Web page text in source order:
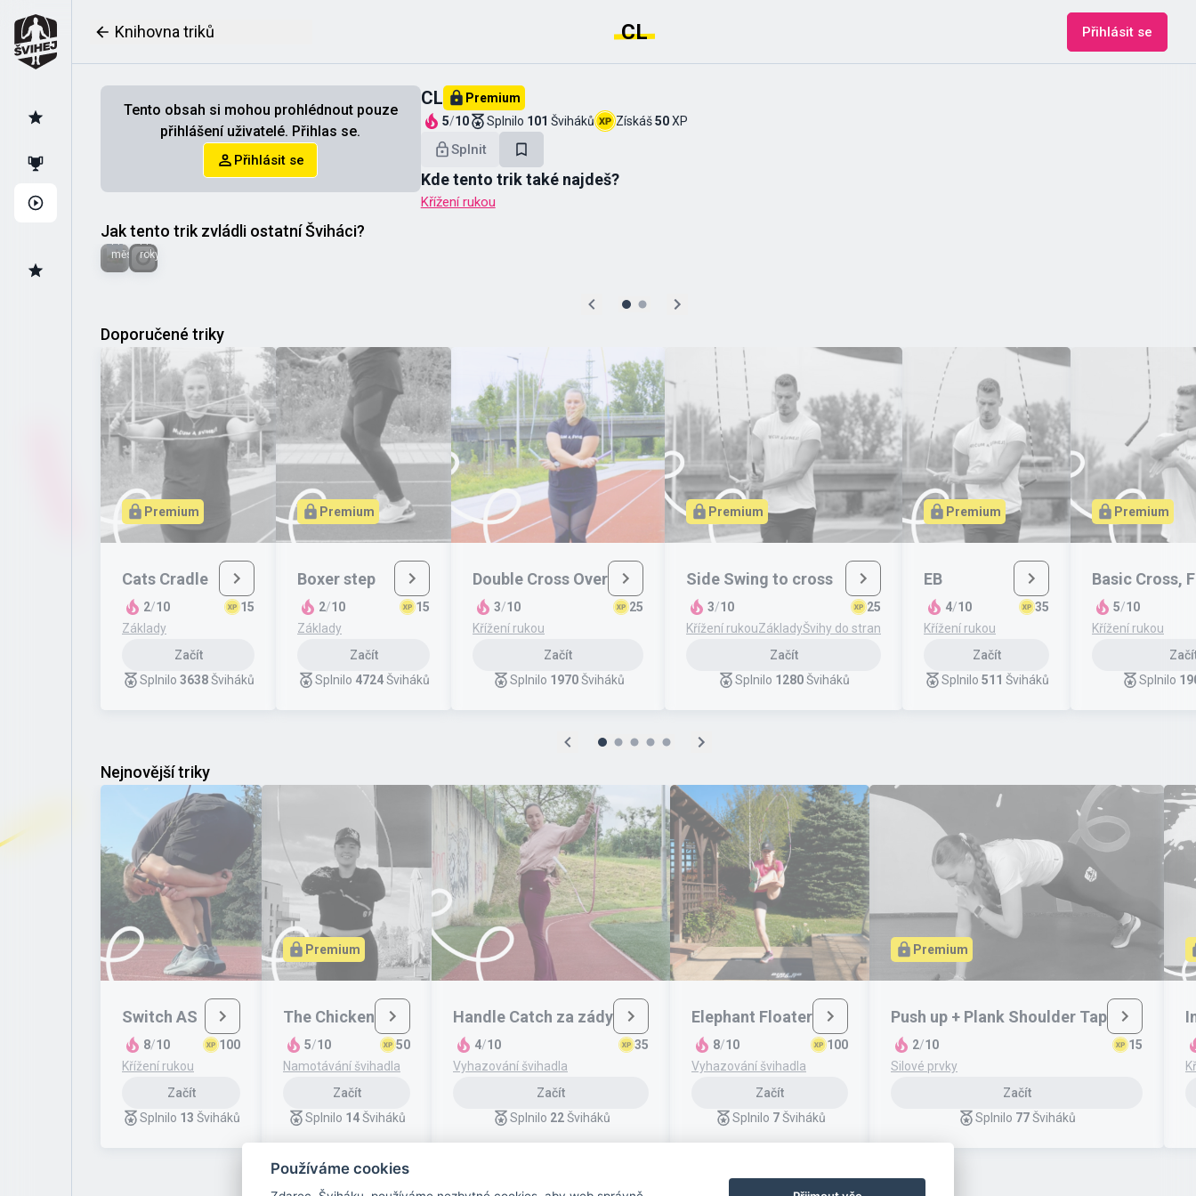
Knihovna triků CL Přihlásit se
Tento obsah si mohou prohlédnout pouze
přihlášení uživatelé. Přihlas se.
Přihlásit se
CL
Premium
5/10 Splnilo 101 Šviháků Získáš50XP
Splnit
Kde tento trik také najdeš?
Křížení rukou
Jak tento trik zvládli ostatní Šviháci?
Pavlína
Před 3
měsíci
H.
Před 2
roky
Doporučené triky
Premium
Cats Cradle
2/10
15
Základy
Začít
Splnilo 3638Šviháků
Premium
Boxer step
2/10
15
Základy
Začít
Splnilo 4724Šviháků
Double Cross Over
3/10
25
Křížení rukou
Začít
Splnilo 1970 Šviháků
Premium
Side Swing to cross
3/10
25
Křížení rukouZákladyŠvihy do stran
Začít
Splnilo 1280Šviháků
Premium
EB
4/10
35
Křížení rukou
Začít
Splnilo 511 Šviháků
Premium
Basic Cross,
5/10
Křížení rukou
Splnilo
Nejnovější triky
Switch AS
8/10
100
Křížení rukou
Začít
Splnilo 13 Šviháků
Premium
The Chicken
5/10
50
Namotávání švihadla
Začít
Splnilo 14Šviháků
Handle Catch za zády
4/10
35
Vyhazování švihadla
Začít
Splnilo 22 Šviháků
Elephant Floater
8/10
100
Vyhazování švihadla
Začít
Splnilo 7 Šviháků
Premium
Push up + Plank Shoulder Tap
2/10
15
Silové prvky
Začít
Splnilo 77Šviháků
Používáme cookies